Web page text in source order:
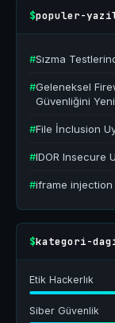
$populer-
#Sızma
#Geleneksel
Güvenliğini
#File İnclusion
#IDOR Insecure
#iframe injection
$kategori-
Etik Hackerlık
Siber Güvenlik